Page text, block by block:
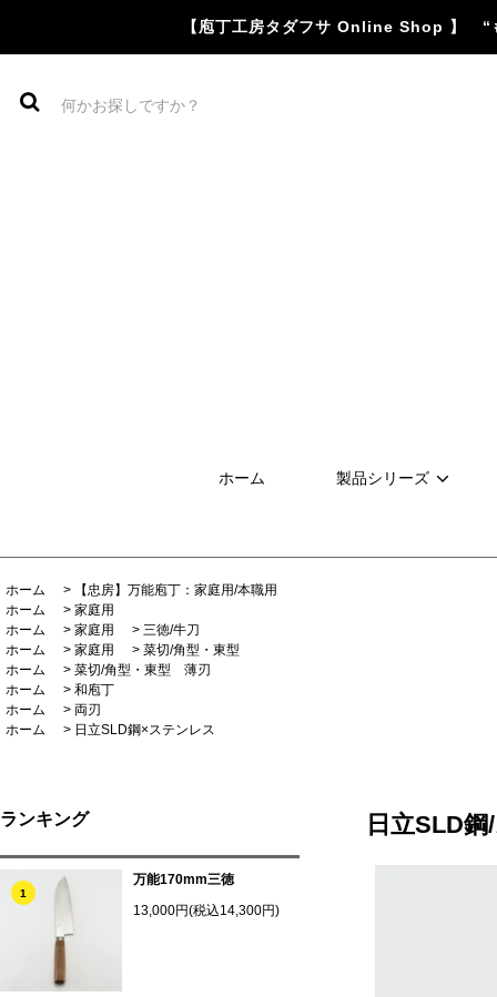
【庖丁工房タダフサ Online Shop 】 “
ホーム 製品シリーズ
ホーム >
【忠房】万能庖丁：家庭用/本職用
ホーム
> 家庭用
ホーム
> 家庭用 > 三徳/牛刀
ホーム
> 家庭用 > 菜切/角型・東型
ホーム
> 菜切/角型・東型 薄刃
ホーム
> 和庖丁
ホーム
> 両刃
ホーム
> 日立SLD鋼×ステンレス
ランキング
1
万能170mm三徳
13,000円(税込14,300円)
日立SLD